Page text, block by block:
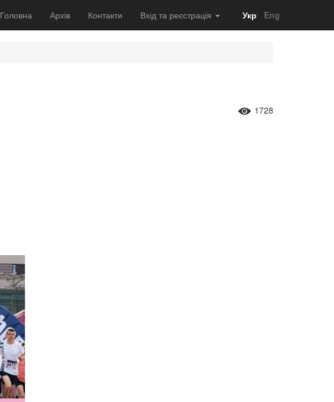
Головна Архів Контакти Вхід та реєстрація Укр Eng
1728